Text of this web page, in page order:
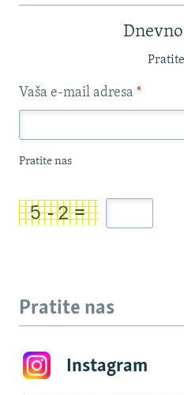
Vaša e-mail adresa *
Pratite nas
Pratite nas
Instagram